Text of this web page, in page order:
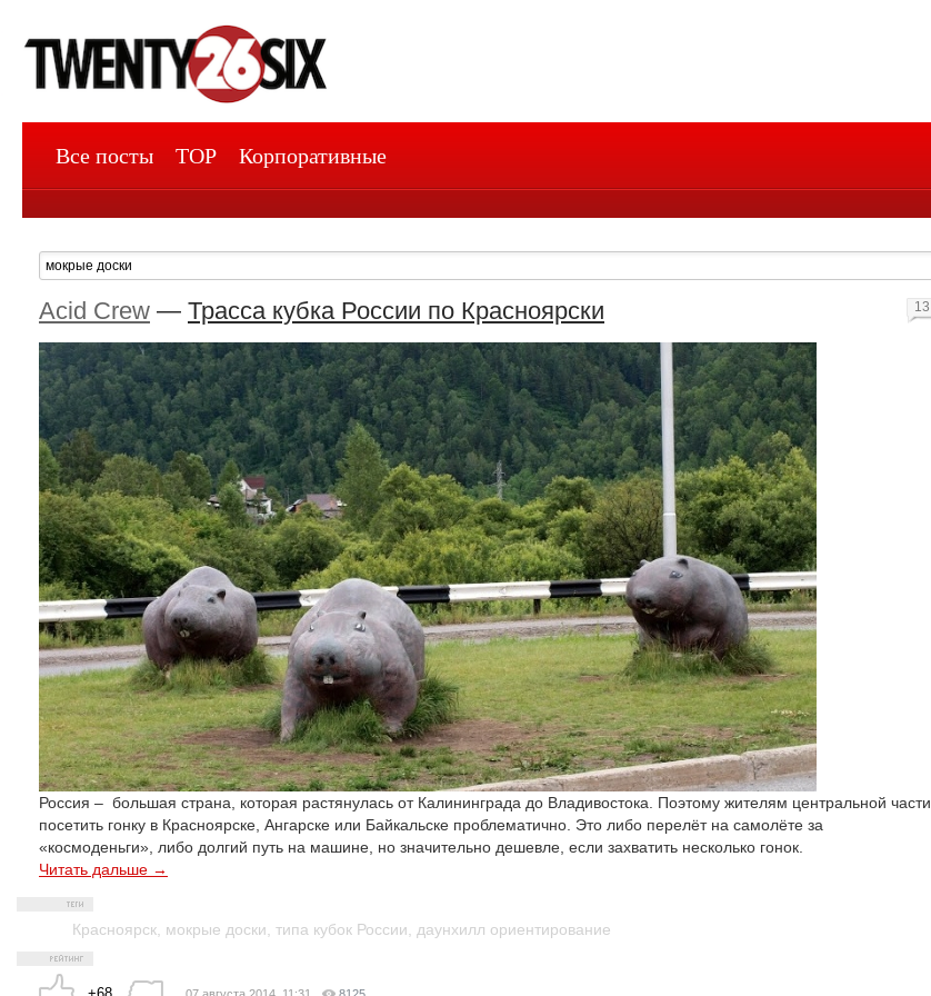
Все посты TOP Корпоративные
Acid Crew — Трасса кубка России по Красноярски
Россия – большая страна, которая растянулась от Калининграда до Владивостока. Поэтому жителям центральной части
посетить гонку в Красноярске, Ангарске или Байкальске проблематично. Это либо перелёт на самолёте за
«космоденьги», либо долгий путь на машине, но значительно дешевле, если захватить несколько гонок.
Читать дальше →
Красноярск мокрые доски типа кубок России даунхилл ориентирование
13